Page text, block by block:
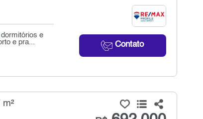
Contato
e
e pra...